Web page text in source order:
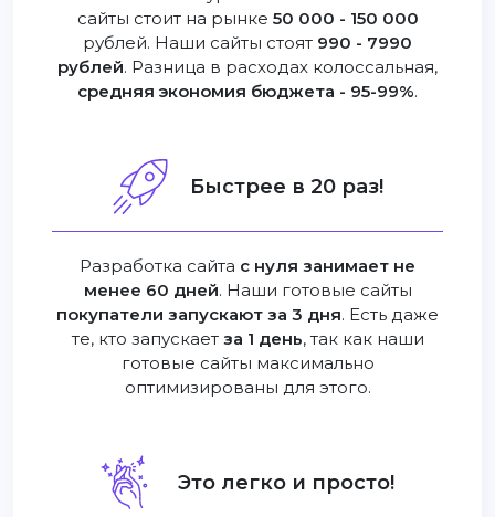
сайты стоит на рынке 50 000 - 150 000
рублей. Наши сайты стоят 990 - 7990
рублей. Разница в расходах колоссальная,
средняя экономия бюджета - 95-99%.
Быстрее в 20 раз!
Разработка сайта с нуля занимает не
менее 60 дней. Наши готовые сайты
покупатели запускают за 3 дня. Есть даже
те, кто запускает за 1 день, так как наши
готовые сайты максимально
оптимизированы для этого.
Это легко и просто!